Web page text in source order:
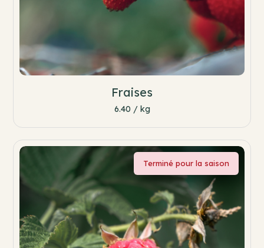
Fraises
6.40 / kg
Terminé pour la saison